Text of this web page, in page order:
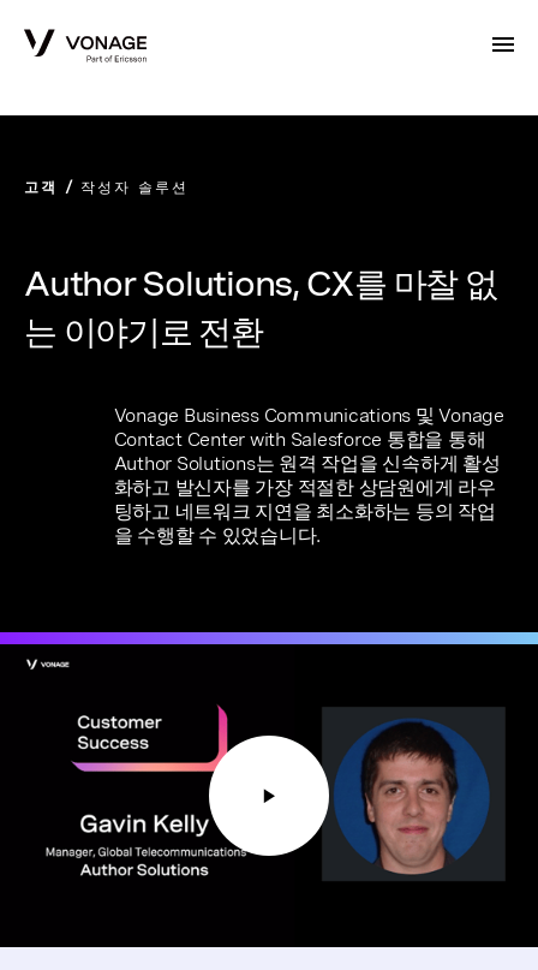
고객 작성자 솔루션
Author Solutions, CX를 마찰 없
는 이야기로 전환
Vonage Business Communications 및 Vonage
Contact Center with Salesforce 통합을 통해
Author Solutions는 원격 작업을 신속하게 활성
화하고 발신자를 가장 적절한 상담원에게 라우
팅하고 네트워크 지연을 최소화하는 등의 작업
을 수행할 수 있었습니다.